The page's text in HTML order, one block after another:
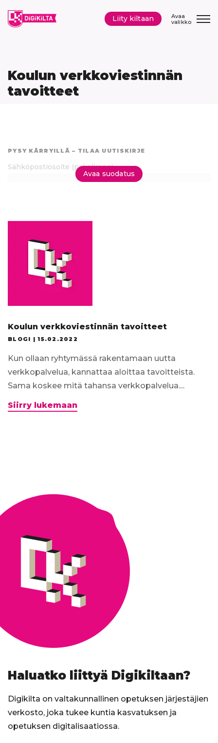
sisältöön
Avaa
valikko
Liity kiltaan
Koulun verkkoviestinnän
tavoitteet
PYSY KÄRRYILLÄ – TILAA UUTISKIRJE
Sähköpostiosoite (pakollinen)
Avaa suodatus
Koulun verkkoviestinnän tavoitteet
BLOGI |15.02.2022
Kun ollaan ryhtymässä rakentamaan uutta
verkkopalvelua, kannattaa aloittaa tavoitteista.
Sama koskee mitä tahansa verkkopalvelua....
Siirry lukemaan
Haluatko liittyä Digikiltaan?
Digikilta on valtakunnallinen opetuksen järjestäjien
verkosto, joka tukee kuntia kasvatuksen ja
opetuksen digitalisaatiossa.